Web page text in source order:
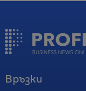
Връзки